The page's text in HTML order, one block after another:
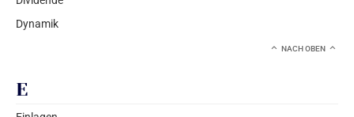
Dynamik
NACH OBEN
E